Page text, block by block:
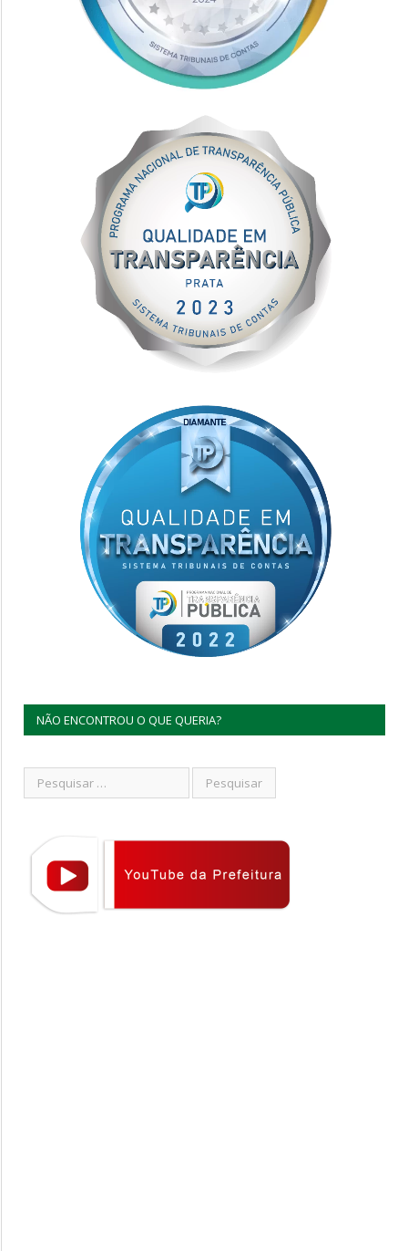
NÃO ENCONTROU O QUE QUERIA?